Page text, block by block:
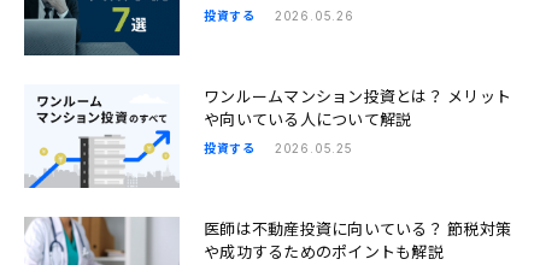
投資する 2026.05.26
ワンルームマンション投資とは？ メリット
や向いている人について解説
投資する 2026.05.25
医師は不動産投資に向いている？ 節税対策
や成功するためのポイントも解説